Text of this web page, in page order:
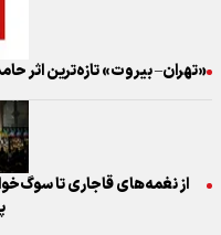
«تهران– بیروت» تازه‌ترین اثر
از نغمه‌های قاجاری تا